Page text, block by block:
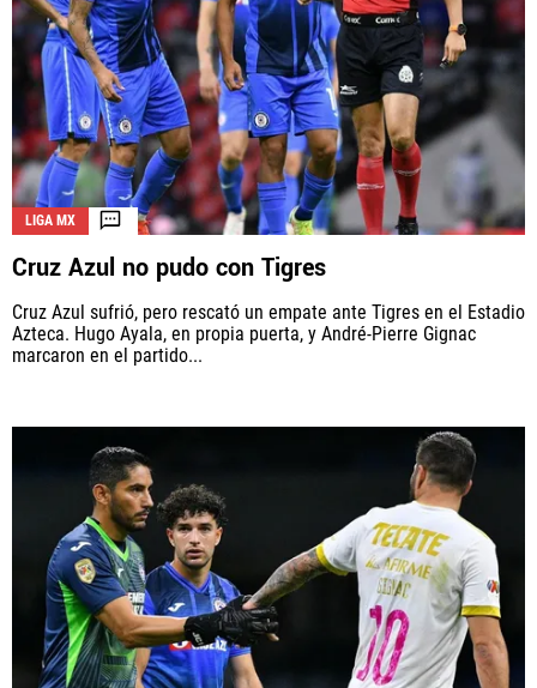
LIGA MX
Cruz Azul no pudo con Tigres
Cruz Azul sufrió, pero rescató un empate ante Tigres en el Estadio
Azteca. Hugo Ayala, en propia puerta, y André-Pierre Gignac
marcaron en el partido...